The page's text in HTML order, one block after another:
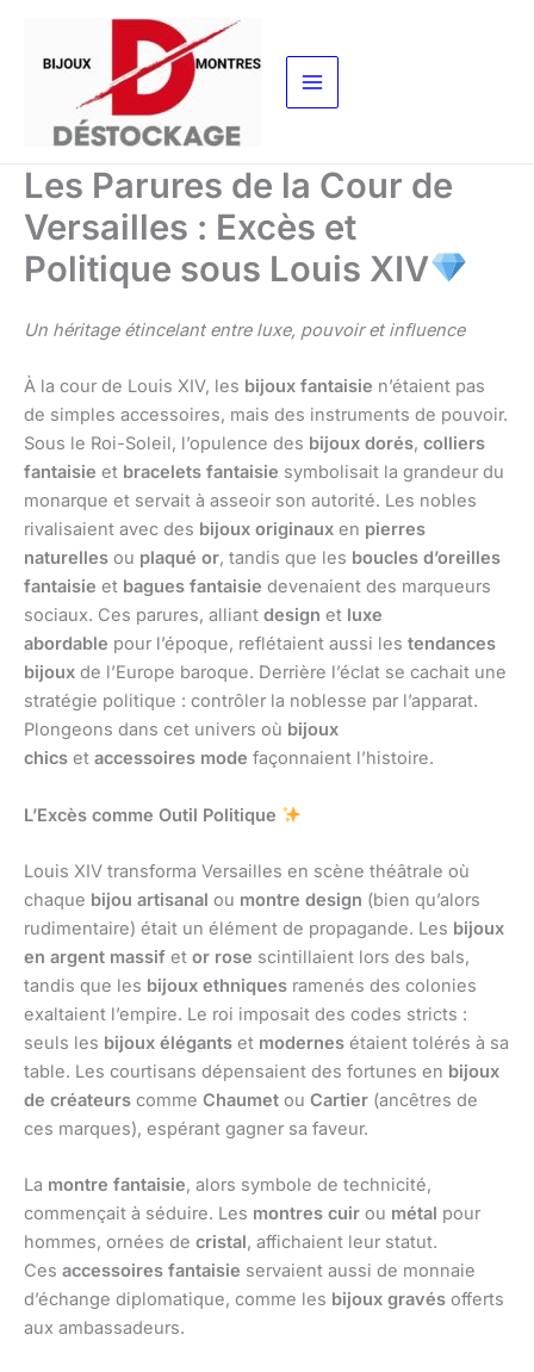
contenu
Les Parures de la Cour de
Versailles : Excès et
Politique sous Louis XIV
Un héritage étincelant entre luxe, pouvoir et influence
À la cour de Louis XIV, les bijoux fantaisie n’étaient pas
de simples accessoires, mais des instruments de pouvoir.
Sous le Roi-Soleil, l’opulence des bijoux dorés, colliers
fantaisie et bracelets fantaisie symbolisait la grandeur du
monarque et servait à asseoir son autorité. Les nobles
rivalisaient avec des bijoux originaux en pierres
naturelles ou plaqué or, tandis que les boucles d’oreilles
fantaisie et bagues fantaisie devenaient des marqueurs
sociaux. Ces parures, alliant design et luxe
abordable pour l’époque, reflétaient aussi les tendances
bijoux de l’Europe baroque. Derrière l’éclat se cachait une
stratégie politique : contrôler la noblesse par l’apparat.
Plongeons dans cet univers où bijoux
chics et accessoires mode façonnaient l’histoire.
L’Excès comme Outil Politique
Louis XIV transforma Versailles en scène théâtrale où
chaque bijou artisanal ou montre design (bien qu’alors
rudimentaire) était un élément de propagande. Les bijoux
en argent massif et or rose scintillaient lors des bals,
tandis que les bijoux ethniques ramenés des colonies
exaltaient l’empire. Le roi imposait des codes stricts :
seuls les bijoux élégants et modernes étaient tolérés à sa
table. Les courtisans dépensaient des fortunes en bijoux
de créateurs comme Chaumet ou Cartier (ancêtres de
ces marques), espérant gagner sa faveur.
La montre fantaisie, alors symbole de technicité,
commençait à séduire. Les montres cuir ou métal pour
hommes, ornées de cristal, affichaient leur statut.
Ces accessoires fantaisie servaient aussi de monnaie
d’échange diplomatique, comme les bijoux gravés offerts
aux ambassadeurs.